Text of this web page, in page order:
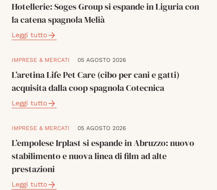
Hotellerie: Soges Group si espande in Liguria con
la catena spagnola Melià
Leggi tutto
IMPRESE & MERCATI 05 AGOSTO 2026
L’aretina Life Pet Care (cibo per cani e gatti)
acquisita dalla coop spagnola Cotecnica
Leggi tutto
IMPRESE & MERCATI 05 AGOSTO 2026
L’empolese Irplast si espande in Abruzzo: nuovo
stabilimento e nuova linea di film ad alte
prestazioni
Leggi tutto